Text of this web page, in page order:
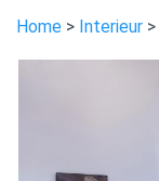
Home > Interieur >